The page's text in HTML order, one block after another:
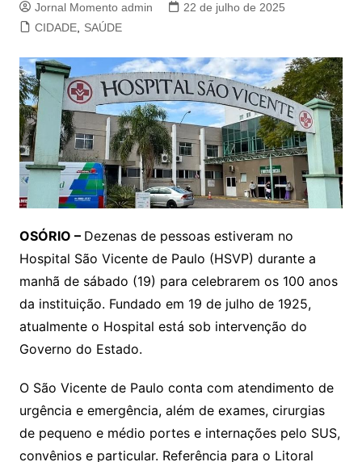
Jornal Momento admin
22 de julho de 2025
CIDADE, SAÚDE
OSÓRIO – Dezenas de pessoas estiveram no
Hospital São Vicente de Paulo (HSVP) durante a
manhã de sábado (19) para celebrarem os 100 anos
da instituição. Fundado em 19 de julho de 1925,
atualmente o Hospital está sob intervenção do
Governo do Estado.
O São Vicente de Paulo conta com atendimento de
urgência e emergência, além de exames, cirurgias
de pequeno e médio portes e internações pelo SUS,
convênios e particular. Referência para o Litoral